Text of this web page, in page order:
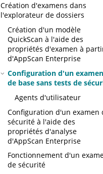
Création d'examens dans
l'explorateur de dossiers
Création d'un modèle
QuickScan à l'aide des
propriétés d'examen à
d'AppScan Enterprise
Configuration d'un examen
de base sans tests de
Agents d'utilisateur
Configuration d'un examen
sécurité à l'aide des
propriétés d'analyse
d'AppScan Enterprise
Fonctionnement d'un
de sécurité